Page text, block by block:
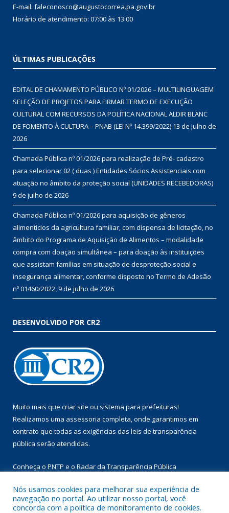
E-mail: faleconosco@augustocorrea.pa.gov.br
Horário de atendimento: 07:00 às 13:00
ÚLTIMAS PUBLICAÇÕES
EDITAL DE CHAMAMENTO PÚBLICO Nº 01/2026 – MULTILINGUAGEM
SELEÇÃO DE PROJETOS PARA FIRMAR TERMO DE EXECUÇÃO
CULTURAL COM RECURSOS DA POLÍTICA NACIONAL ALDIR BLANC
DE FOMENTO À CULTURA – PNAB (LEI Nº 14.399/2022) 13 de julho de
2026
Chamada Pública nº 01/2026 para realização de Pré- cadastro
para selecionar 02 ( duas ) Entidades Sócios Assistenciais com
atuação no âmbito da proteção social (UNIDADES RECEBEDORAS)
9 de julho de 2026
Chamada Pública nº 01/2026 para aquisição de gêneros
alimentícios da agricultura familiar, com dispensa de licitação, no
âmbito do Programa de Aquisição de Alimentos – modalidade
compra com doação simultânea – para doação às instituições
que assistam famílias em situação de desproteção social e
insegurança alimentar, conforme disposto no Termo de Adesão
nº 01460/2022. 9 de julho de 2026
DESENVOLVIDO POR CR2
Muito mais que criar site ou sistema para prefeituras!
Realizamos uma assessoria completa, onde garantimos em
contrato que todas as exigências das leis de transparência
pública serão atendidas.
Conheça o PNTP e o Radar da Transparência Pública
Nós usamos cookies para melhorar sua experiência de
navegação no portal. Ao utilizar nosso portal, você
concorda com a política de monitoramento de cookies.